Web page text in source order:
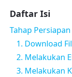
Daftar Isi
Tahap Persiapan
1. Download
2. Melakukan
3. Melakukan